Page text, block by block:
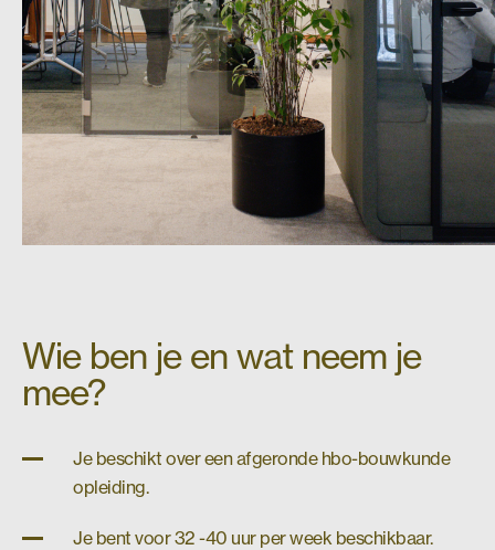
Wie ben je en wat neem je
mee?
Je beschikt over een afgeronde hbo-bouwkunde
opleiding.
Je bent voor 32 -40 uur per week beschikbaar.